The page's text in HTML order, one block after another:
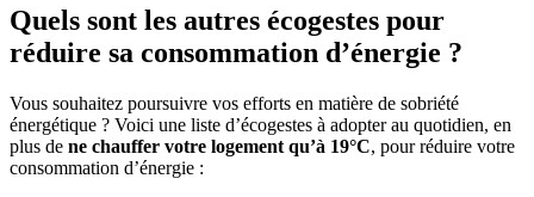
Quels sont les autres écogestes pour
réduire sa consommation d’énergie ?
Vous souhaitez poursuivre vos efforts en matière de sobriété
énergétique ? Voici une liste d’écogestes à adopter au quotidien, en
plus de ne chauffer votre logement qu’à 19°C, pour réduire votre
consommation d’énergie :